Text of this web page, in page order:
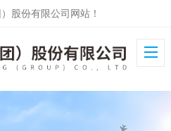
股份有限公司网站！